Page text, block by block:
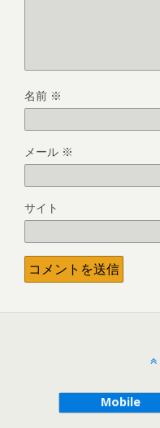
名前 ※
メール ※
サイト
Mobile